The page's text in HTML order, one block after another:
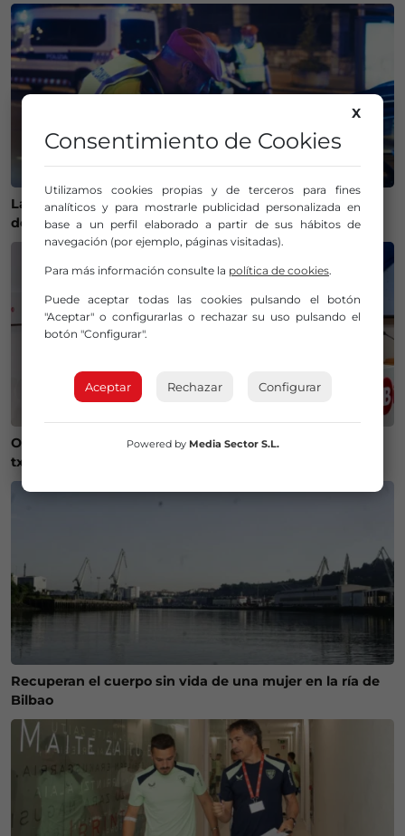
La Policía Municipal de Bilbao intensifica los controles
de alcohol y drogas para evitar accidentes
Onintza Enbeita y Ainhoa Urrejola, pregonera y
txupinera de Aste Nagusia 2026 en Bilbao
Recuperan el cuerpo sin vida de una mujer en la ría de
Bilbao
X
Consentimiento de Cookies
Utilizamos cookies propias y de terceros para fines
analíticos y para mostrarle publicidad personalizada en
base a un perfil elaborado a partir de sus hábitos de
navegación (por ejemplo, páginas visitadas).
Para más información consulte la política de cookies.
Puede aceptar todas las cookies pulsando el botón
"Aceptar" o configurarlas o rechazar su uso pulsando el
botón "Configurar".
Aceptar Rechazar Configurar
Powered by Media Sector S.L.